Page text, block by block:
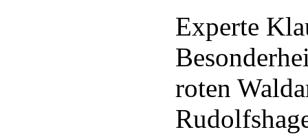
Experte
roten